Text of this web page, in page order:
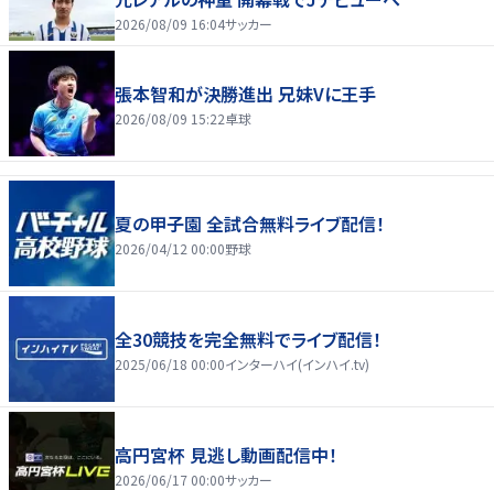
2026/08/09 16:04サッカー
張本智和が決勝進出 兄妹Vに王手
2026/08/09 15:22卓球
夏の甲子園 全試合無料ライブ配信！
2026/04/12 00:00野球
全30競技を完全無料でライブ配信！
2025/06/18 00:00インターハイ(インハイ.tv)
高円宮杯 見逃し動画配信中！
2026/06/17 00:00サッカー